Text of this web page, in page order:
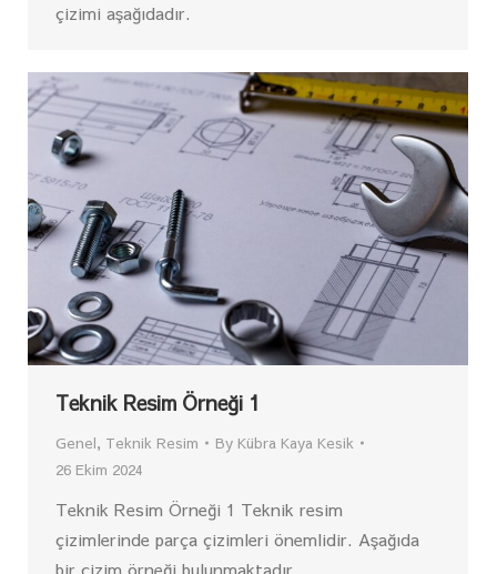
çizimi aşağıdadır.
Teknik Resim Örneği 1
Genel, Teknik Resim By Kübra Kaya Kesik
26 Ekim 2024
Teknik Resim Örneği 1 Teknik resim
çizimlerinde parça çizimleri önemlidir. Aşağıda